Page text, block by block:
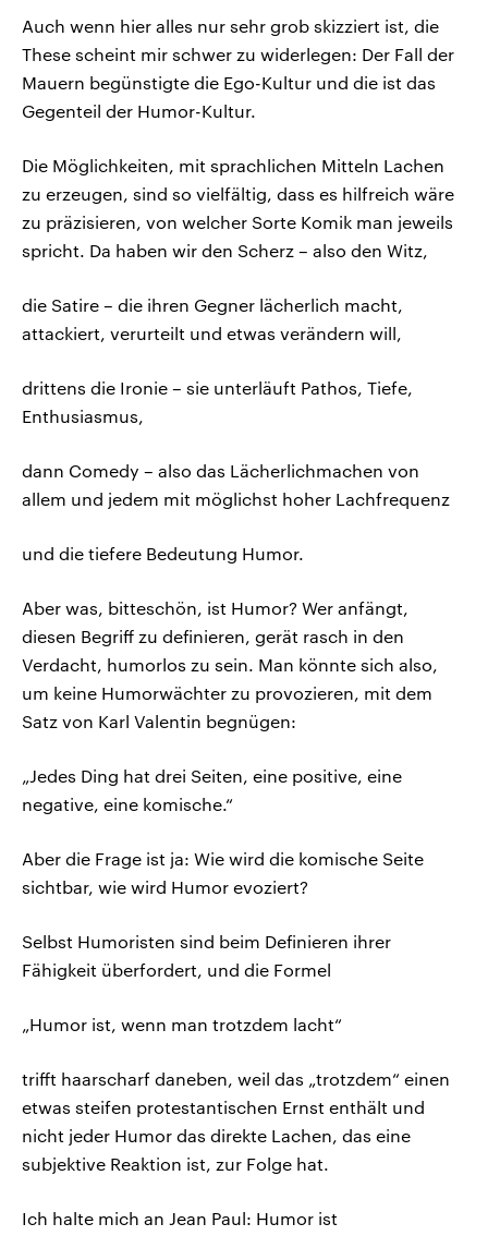
Auch wenn hier alles nur sehr grob skizziert ist, die
These scheint mir schwer zu widerlegen: Der Fall der
Mauern begünstigte die Ego-Kultur und die ist das
Gegenteil der Humor-Kultur.
Die Möglichkeiten, mit sprachlichen Mitteln Lachen
zu erzeugen, sind so vielfältig, dass es hilfreich wäre
zu präzisieren, von welcher Sorte Komik man jeweils
spricht. Da haben wir den Scherz – also den Witz,
die Satire – die ihren Gegner lächerlich macht,
attackiert, verurteilt und etwas verändern will,
drittens die Ironie – sie unterläuft Pathos, Tiefe,
Enthusiasmus,
dann Comedy – also das Lächerlichmachen von
allem und jedem mit möglichst hoher Lachfrequenz
und die tiefere Bedeutung Humor.
Aber was, bitteschön, ist Humor? Wer anfängt,
diesen Begriff zu definieren, gerät rasch in den
Verdacht, humorlos zu sein. Man könnte sich also,
um keine Humorwächter zu provozieren, mit dem
Satz von Karl Valentin begnügen:
„Jedes Ding hat drei Seiten, eine positive, eine
negative, eine komische.“
Aber die Frage ist ja: Wie wird die komische Seite
sichtbar, wie wird Humor evoziert?
Selbst Humoristen sind beim Definieren ihrer
Fähigkeit überfordert, und die Formel
„Humor ist, wenn man trotzdem lacht“
trifft haarscharf daneben, weil das „trotzdem“ einen
etwas steifen protestantischen Ernst enthält und
nicht jeder Humor das direkte Lachen, das eine
subjektive Reaktion ist, zur Folge hat.
Ich halte mich an Jean Paul: Humor ist